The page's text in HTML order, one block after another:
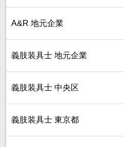
A&R 地元企業
義肢装具士 地元企業
義肢装具士 中央区
義肢装具士 東京都